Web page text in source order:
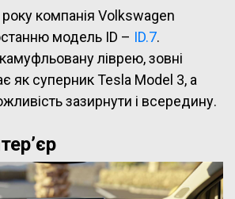
компанія Volkswagen
модель ID – ID.7.
ліврею, зовні
як суперник Tesla Model 3, а
зазирнути і всередину.